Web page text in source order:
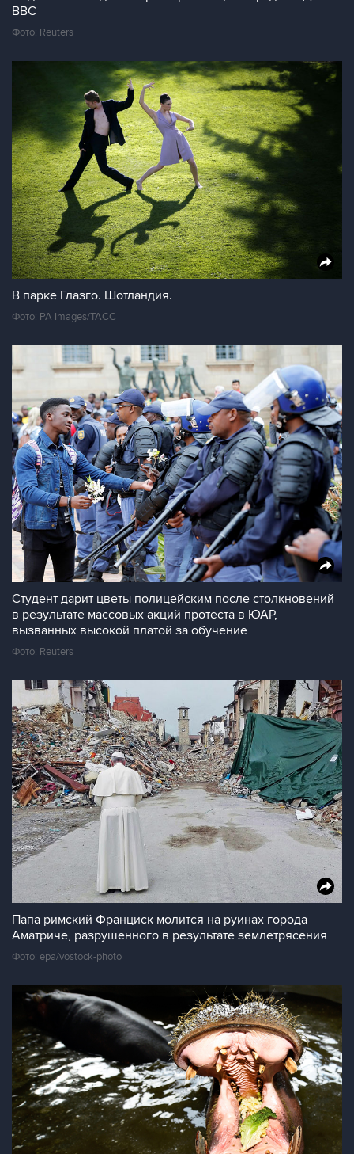
ВВС
Фото: Reuters
В парке Глазго. Шотландия.
Фото: PA Images/ТАСС
Студент дарит цветы полицейским после столкновений
в результате массовых акций протеста в ЮАР,
вызванных высокой платой за обучение
Фото: Reuters
Папа римский Франциск молится на руинах города
Аматриче, разрушенного в результате землетрясения
Фото: epa/vostock-photo